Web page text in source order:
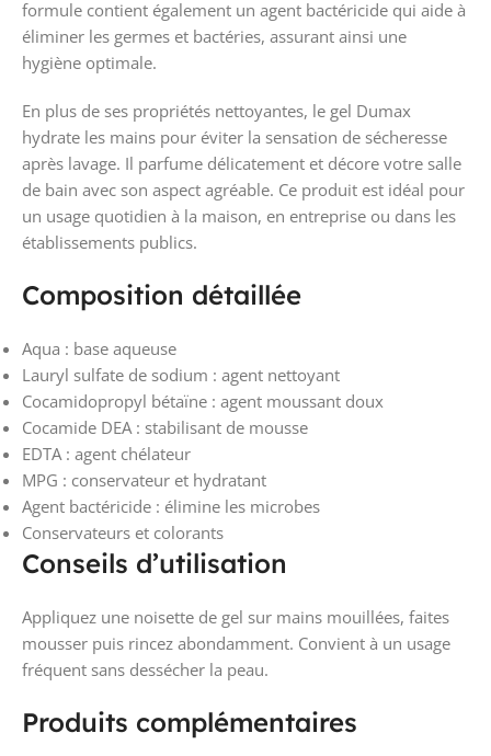
formule contient également un agent bactéricide qui aide à
éliminer les germes et bactéries, assurant ainsi une
hygiène optimale.
En plus de ses propriétés nettoyantes, le gel Dumax
hydrate les mains pour éviter la sensation de sécheresse
après lavage. Il parfume délicatement et décore votre salle
de bain avec son aspect agréable. Ce produit est idéal pour
un usage quotidien à la maison, en entreprise ou dans les
établissements publics.
Composition détaillée
Aqua : base aqueuse
Lauryl sulfate de sodium : agent nettoyant
Cocamidopropyl bétaïne : agent moussant doux
Cocamide DEA : stabilisant de mousse
EDTA : agent chélateur
MPG : conservateur et hydratant
Agent bactéricide : élimine les microbes
Conservateurs et colorants
Conseils d’utilisation
Appliquez une noisette de gel sur mains mouillées, faites
mousser puis rincez abondamment. Convient à un usage
fréquent sans dessécher la peau.
Produits complémentaires